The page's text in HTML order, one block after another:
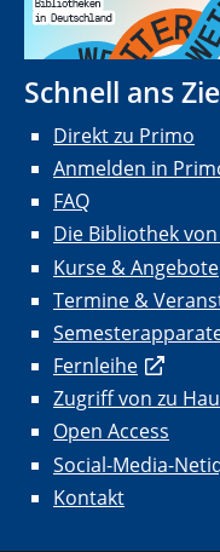
Schnell ans
Direkt zu Primo
Anmelden in
FAQ
Die Bibliothek von
Kurse & Angebote
Termine &
Fernleihe
Zugriff von zu
Open Access
Social-Media-
Kontakt